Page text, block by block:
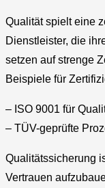
Qualität spielt eine
Dienstleister, die
setzen auf strenge
Beispiele für
– ISO 9001 für
– TÜV-geprüfte
Qualitätssicherung
Vertrauen